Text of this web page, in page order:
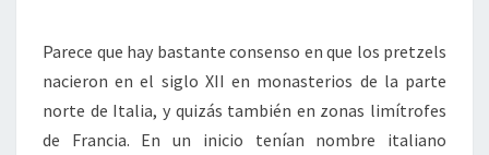
Parece que hay bastante consenso en que los pretzels
nacieron en el siglo XII en monasterios de la parte
norte de Italia, y quizás también en zonas limítrofes
de Francia. En un inicio tenían nombre italiano